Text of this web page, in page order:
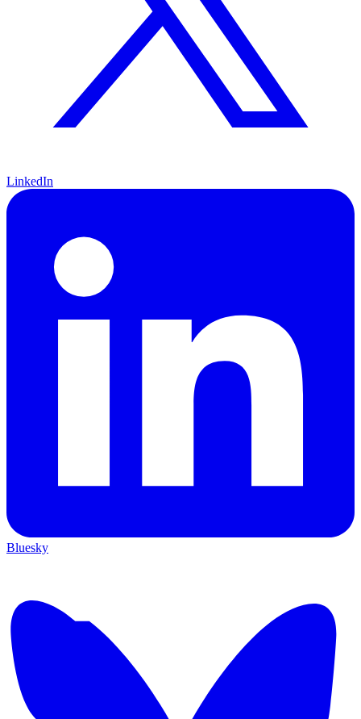
LinkedIn
Bluesky